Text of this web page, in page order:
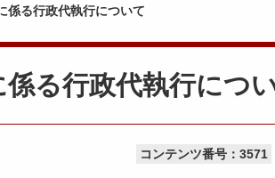
係る行政代執行について
る行政代執行につ
コンテンツ番号：3571